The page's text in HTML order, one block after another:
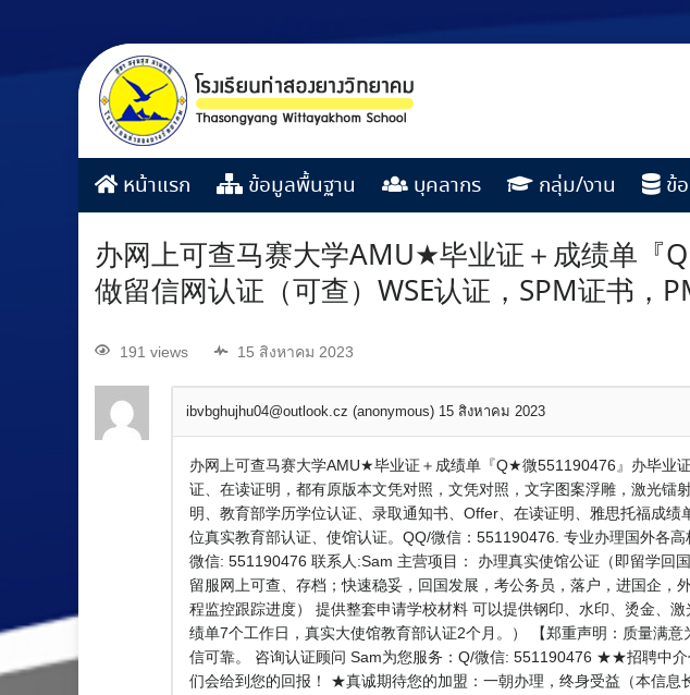
หน้าแรก ข้อมูลพื้นฐาน บุคลากร กลุ่ม/งาน ข้
办网上可查马赛大学AMU★毕业证＋成绩单
做留信网认证（可查）WSE认证，SPM证书，
191 views 15 สิงหาคม 2023
ibvbghujhu04@outlook.cz (anonymous) 15 สิงหาคม 2023
办网上可查马赛大学AMU★毕业证＋成绩单『Q★微551190476』办毕业
证、在读证明，都有原版本文凭对照，文凭对照，文字图案浮雕，激光
明、教育部学历学位认证、录取通知书、Offer、在读证明、雅思托福成
位真实教育部认证、使馆认证。QQ/微信：551190476. 专业办理国外各
微信: 551190476 联系人:Sam 主营项目： 办理真实使馆公证（即留学回
留服网上可查、存档；快速稳妥，回国发展，考公务员，落户，进国企
程监控跟踪进度） 提供整套申请学校材料 可以提供钢印、水印、烫金、
绩单7个工作日，真实大使馆教育部认证2个月。） 【郑重声明：质量满
信可靠。 咨询认证顾问 Sam为您服务：Q/微信: 551190476 ★★招聘中
们会给到您的回报！ ★真诚期待您的加盟：一朝办理，终身受益（本信